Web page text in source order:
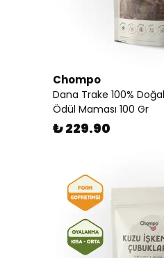
Chompo
Dana Trake 100%
Ödül Maması 100 Gr
₺ 229.90